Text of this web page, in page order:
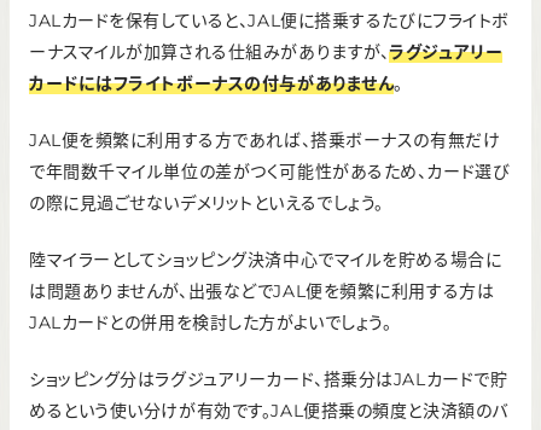
JALカードを保有していると、JAL便に搭乗するたびにフライトボ
ーナスマイルが加算される仕組みがありますが、ラグジュアリー
カードにはフライトボーナスの付与がありません。
JAL便を頻繁に利用する方であれば、搭乗ボーナスの有無だけ
で年間数千マイル単位の差がつく可能性があるため、カード選び
の際に見過ごせないデメリットといえるでしょう。
陸マイラーとしてショッピング決済中心でマイルを貯める場合に
は問題ありませんが、出張などでJAL便を頻繁に利用する方は
JALカードとの併用を検討した方がよいでしょう。
ショッピング分はラグジュアリーカード、搭乗分はJALカードで貯
めるという使い分けが有効です。JAL便搭乗の頻度と決済額のバ